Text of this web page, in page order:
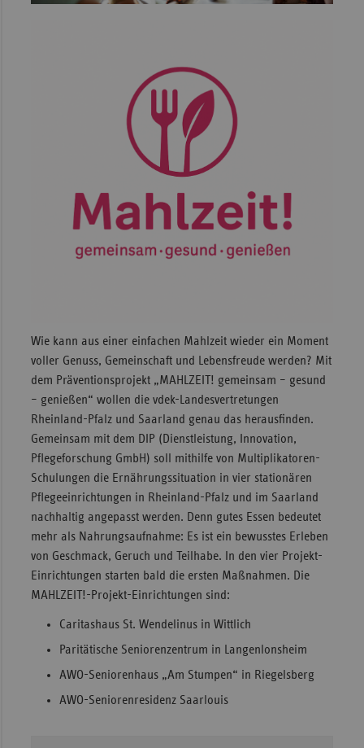
Wie kann aus einer einfachen Mahlzeit wieder ein Moment
voller Genuss, Gemeinschaft und Lebensfreude werden? Mit
dem Präventionsprojekt „MAHLZEIT! gemeinsam – gesund
– genießen“ wollen die vdek-Landesvertretungen
Rheinland-Pfalz und Saarland genau das herausfinden.
Gemeinsam mit dem DIP (Dienstleistung, Innovation,
Pflegeforschung GmbH) soll mithilfe von Multiplikatoren-
Schulungen die Ernährungssituation in vier stationären
Pflegeeinrichtungen in Rheinland-Pfalz und im Saarland
nachhaltig angepasst werden. Denn gutes Essen bedeutet
mehr als Nahrungsaufnahme: Es ist ein bewusstes Erleben
von Geschmack, Geruch und Teilhabe. In den vier Projekt-
Einrichtungen starten bald die ersten Maßnahmen. Die
MAHLZEIT!-Projekt-Einrichtungen sind:
Caritashaus St. Wendelinus in Wittlich
Paritätische Seniorenzentrum in Langenlonsheim
AWO-Seniorenhaus „Am Stumpen“ in Riegelsberg
AWO-Seniorenresidenz Saarlouis